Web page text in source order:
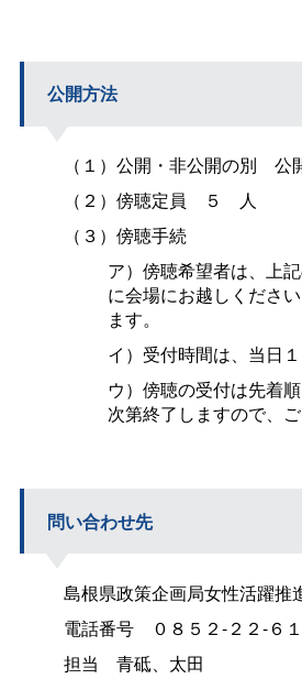
公開方法
（１）公開・非公開の別 公
（２）傍聴定員５人
（３）傍聴手続
ア）傍聴希望者は、上
に会場にお越しくださ
ます。
イ）受付時間は、当日
ウ）傍聴の受付は先着
次第終了しますので、ご
問い合わせ先
島根県政策企画局女性活躍推
電話番号
０８５２-２２-６
担当 青砥、太田